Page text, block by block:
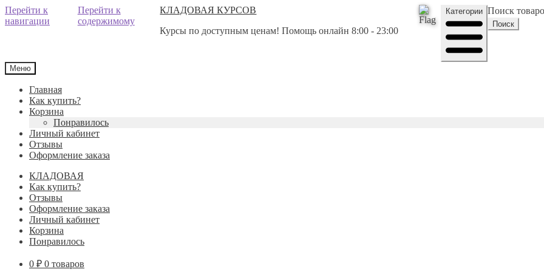
Перейти к
навигации
Перейти к
содержимому
КЛАДОВАЯ КУРСОВ
Курсы по доступным ценам! Помощь онлайн 8:00 - 23:00
Категории Поиск
Поиск
Меню
Главная
Как купить?
Корзина
Понравилось
Личный кабинет
Отзывы
Оформление заказа
КЛАДОВАЯ
Как купить?
Отзывы
Оформление заказа
Личный кабинет
Корзина
Понравилось
0 ₽ 0 товаров